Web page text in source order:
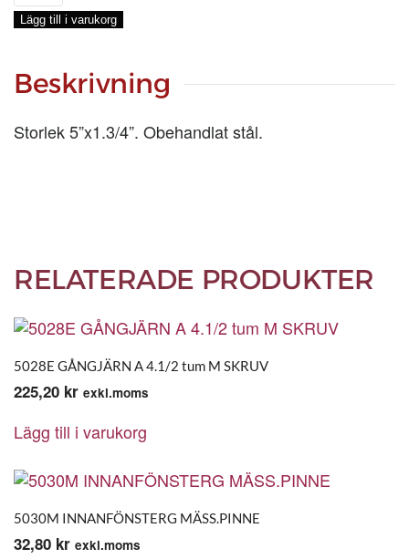
5
tum
Lägg till i varukorg
Beskrivning
Storlek 5”x1.3/4”. Obehandlat stål.
RELATERADE PRODUKTER
5028E GÅNGJÄRN A 4.1/2 tum M SKRUV
225,20 kr exkl.moms
Lägg till i varukorg
5030M INNANFÖNSTERG MÄSS.PINNE
32,80 kr exkl.moms